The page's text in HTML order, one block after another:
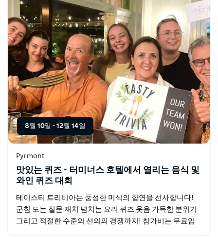
8월 10일 - 12월 14일
Pyrmont
맛있는 퀴즈 - 터미너스 호텔에서 열리는 음식 및
와인 퀴즈 대회
테이스티 트리비아는 풍성한 미식의 향연을 선사합니다!
군침 도는 질문 재치 넘치는 요리 퀴즈 웃음 가득한 분위기
그리고 적절한 수준의 선의의 경쟁까지! 참가비는 무료입